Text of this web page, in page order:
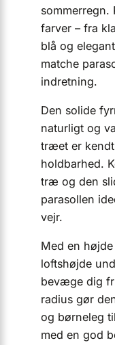
sommerregn.
farver – fra
blå og
matche
indretning.
Den solide
naturligt og
træet er
holdbarhed.
træ og den
parasollen
vejr.
Med en
loftshøjde
bevæge dig
radius gør
og børne­leg
med en god